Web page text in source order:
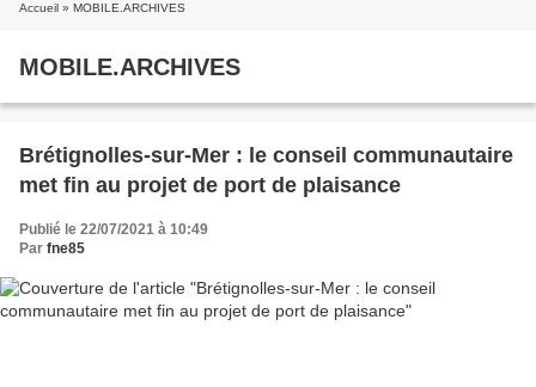
Accueil » MOBILE.ARCHIVES
MOBILE.ARCHIVES
Brétignolles-sur-Mer : le conseil communautaire
met fin au projet de port de plaisance
Publié le 22/07/2021 à 10:49
Par fne85